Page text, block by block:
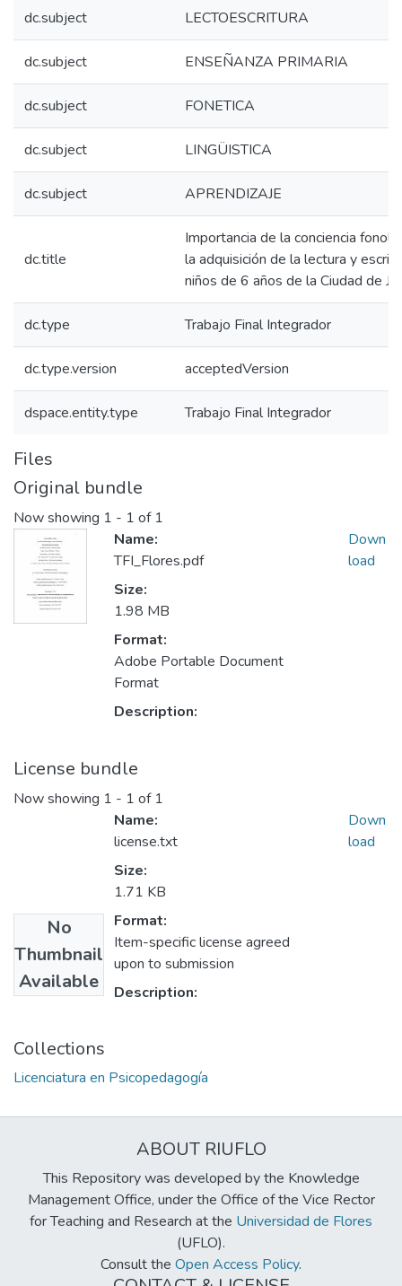
dc.subject LECTOESCRITURA
dc.subject ENSEÑANZA PRIMARIA
dc.subject FONETICA
dc.subject LINGÜISTICA
dc.subject APRENDIZAJE
dc.title
Importancia de la conciencia
la adquisición de la lectura y
niños de 6 años de la Ciudad de
dc.type Trabajo Final Integrador
dc.type.version acceptedVersion
dspace.entity.type Trabajo Final Integrador
Files
Original bundle
Now showing 1 - 1 of 1
Name:
TFI_Flores.pdf
Size:
1.98 MB
Format:
Adobe Portable Document
Format
Description:
Down
load
License bundle
Now showing 1 - 1 of 1
No
Thumbnail
Available
Name:
license.txt
Size:
1.71 KB
Format:
Item-specific license agreed
upon to submission
Description:
Down
load
Collections
Licenciatura en Psicopedagogía
ABOUT RIUFLO
This Repository was developed by the Knowledge
Management Office, under the Office of the Vice Rector
for Teaching and Research at the Universidad de Flores
(UFLO).
Consult the Open Access Policy.